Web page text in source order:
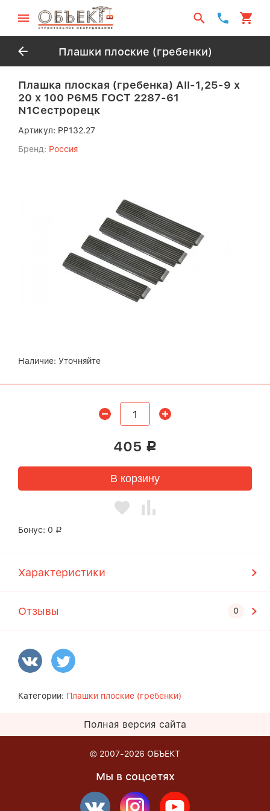
Плашки плоские (гребенки)
Плашка плоская (гребенка) АII-1,25-9 х
20 х 100 Р6М5 ГОСТ 2287-61
N1Сестрорецк
Артикул: PP132.27
Бренд: Россия
Наличие: Уточняйте
405 Р
В корзину
Бонус: 0 Р
Характеристики
Отзывы
Категории: Плашки плоские (гребенки)
Полная версия сайта
© 2007-2026 ОБЪЕКТ
Мы в соцсетях